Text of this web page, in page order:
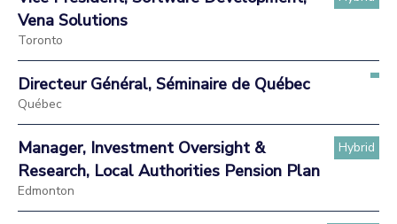
Vena Solutions
Toronto
Directeur Général, Séminaire de Québec
Québec
Manager, Investment Oversight &
Research, Local Authorities Pension Plan
Edmonton
Hybrid